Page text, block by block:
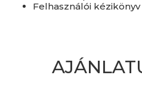
Felhasználói kézikönyv